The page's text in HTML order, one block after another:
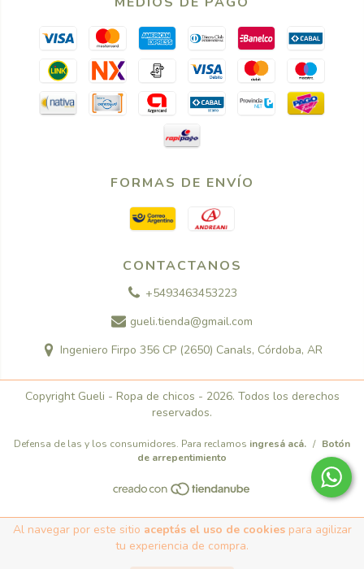
Al navegar por este sitio aceptás el uso de cookiespara agilizar
tu experiencia de compra.
FORMAS DE ENVÍO
CONTACTANOS
+5493463453223
gueli.tienda@gmail.com
Ingeniero Firpo 356 CP (2650) Canals, Córdoba, AR
Copyright Gueli - Ropa de chicos - 2026. Todos los derechos
reservados.
Defensa de las y los consumidores. Para reclamos ingresá acá. / Botón
de arrepentimiento